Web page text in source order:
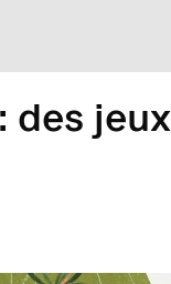
des jeux